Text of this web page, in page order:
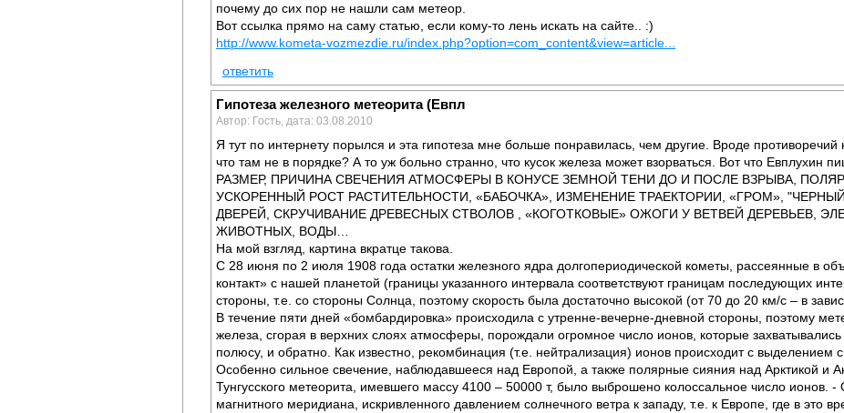
почему до сих пор не нашли сам метеор.
Вот ссылка прямо на саму статью, если кому-то лень искать на сайте.. :)
http://www.kometa-vozmezdie.ru/index.php?option=com_content&view=article...
ответить
Гипотеза железного метеорита (Евпл
Автор: Гость, дата: 03.08.2010
Я тут по интернету порылся и эта гипотеза мне больше понравилась, чем другие. Вроде
что там не в порядке? А то уж больно странно, что кусок железа может взорваться. Вот что
РАЗМЕР, ПРИЧИНА СВЕЧЕНИЯ АТМОСФЕРЫ В КОНУСЕ ЗЕМНОЙ ТЕНИ ДО И ПОСЛЕ ВЗРЫВА,
УСКОРЕННЫЙ РОСТ РАСТИТЕЛЬНОСТИ, «БАБОЧКА», ИЗМЕНЕНИЕ ТРАЕКТОРИИ, «ГРОМ»,
ДВЕРЕЙ, СКРУЧИВАНИЕ ДРЕВЕСНЫХ СТВОЛОВ , «КОГОТКОВЫЕ» ОЖОГИ У ВЕТВЕЙ ДЕРЕВЬЕВ,
ЖИВОТНЫХ, ВОДЫ…
На мой взгляд, картина вкратце такова.
С 28 июня по 2 июля 1908 года остатки железного ядра долгопериодической кометы, рассеянные в
контакт» с нашей планетой (границы указанного интервала соответствуют границам последующих
стороны, т.е. со стороны Солнца, поэтому скорость была достаточно высокой (от 70 до 20 км/с – в
В течение пяти дней «бомбардировка» происходила с утренне-вечерне-дневной стороны, поэтому
железа, сгорая в верхних слоях атмосферы, порождали огромное число ионов, которые
полюсу, и обратно. Как известно, рекомбинация (т.е. нейтрализация) ионов происходит с выделением
Особенно сильное свечение, наблюдавшееся над Европой, а также полярные сияния над Арктикой и
Тунгусского метеорита, имевшего массу 4100 – 50000 т, было выброшено колоссальное число ионов.
магнитного меридиана, искривленного давлением солнечного ветра к западу, т.е. к Европе, где в это